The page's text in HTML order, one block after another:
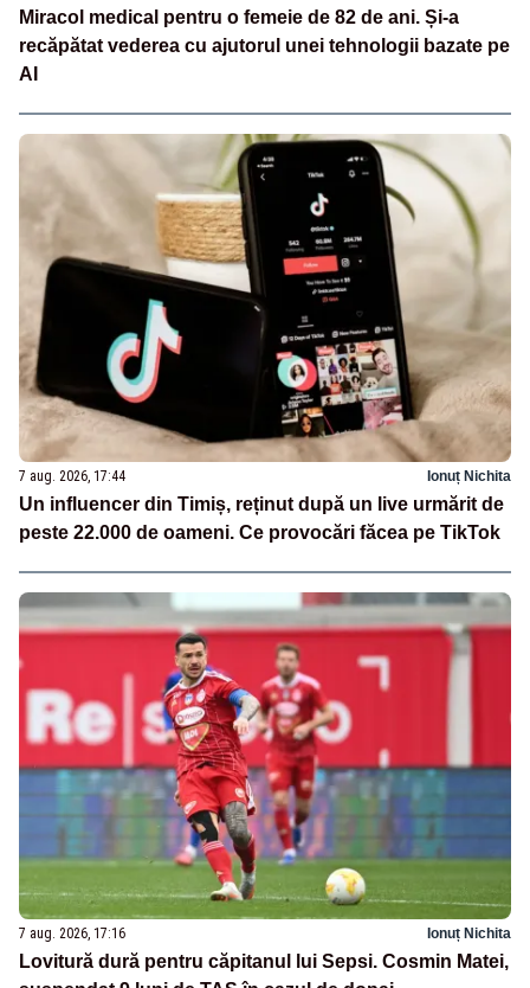
Miracol medical pentru o femeie de 82 de ani. Și-a
recăpătat vederea cu ajutorul unei tehnologii bazate pe
AI
7 aug. 2026, 17:44 Ionuț Nichita
Un influencer din Timiș, reținut după un live urmărit de
peste 22.000 de oameni. Ce provocări făcea pe TikTok
7 aug. 2026, 17:16 Ionuț Nichita
Lovitură dură pentru căpitanul lui Sepsi. Cosmin Matei,